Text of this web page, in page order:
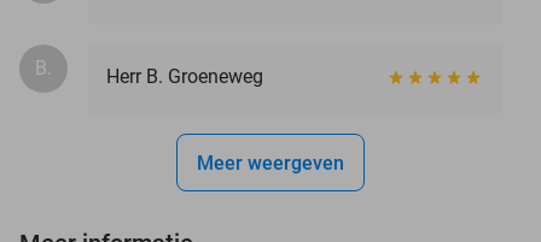
B. Herr B. Groeneweg
Meer weergeven